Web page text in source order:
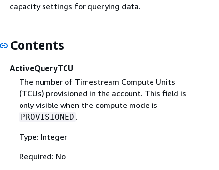
capacity settings for querying data.
Contents
ActiveQueryTCU
The number of Timestream Compute Units
(TCUs) provisioned in the account. This field is
only visible when the compute mode is
PROVISIONED .
Type: Integer
Required: No